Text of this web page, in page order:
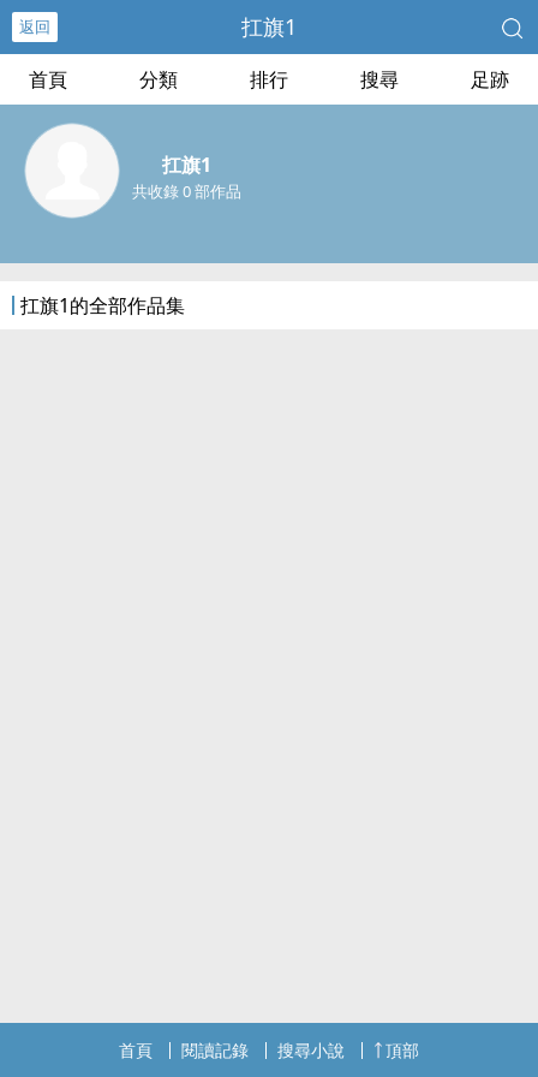
返回 扛旗1
首頁 分類 排行 搜尋 足跡
扛旗1
共收錄 0 部作品
扛旗1的全部作品集
首頁 閱讀記錄 搜尋小說 頂部